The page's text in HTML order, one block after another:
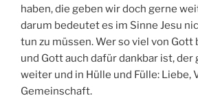
haben, die geben wir doch gerne
darum bedeutet es im Sinne Jesu
tun zu müssen. Wer so viel von Gott
und Gott auch dafür dankbar ist, der
weiter und in Hülle und Fülle: Liebe,
Gemeinschaft.